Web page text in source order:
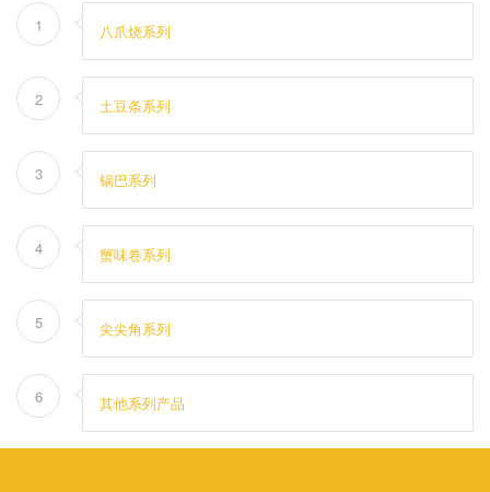
1 八爪烧系列
2 土豆条系列
3 锅巴系列
4 蟹味卷系列
5 尖尖角系列
6 其他系列产品